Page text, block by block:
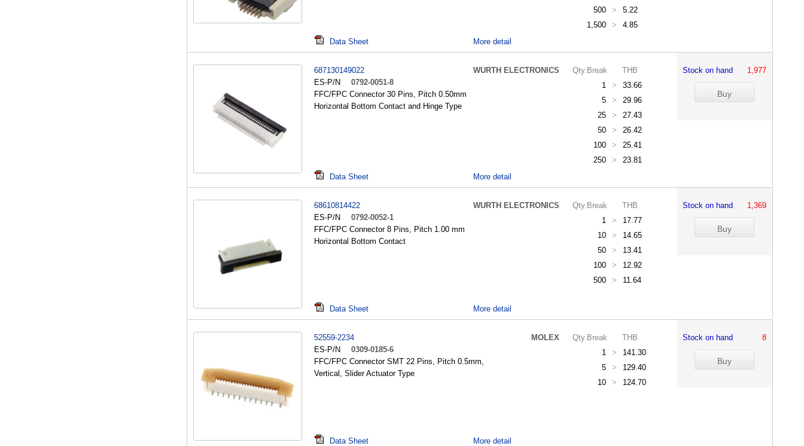
500
>
5.22
1,500
> 4.85
Data Sheet More detail
687130149022
WURTH ELECTRONICS
ES-P/N
0792-0051-8
FFC/FPC Connector 30 Pins, Pitch 0.50mm
Horizontal Bottom Contact and Hinge Type
Qty.Break
THB
1
>
33.66
5
>
29.96
25
>
27.43
50
>
26.42
100
>
25.41
250
> 23.81
Stock on hand 1,977
Data Sheet More detail
68610814422
WURTH ELECTRONICS
ES-P/N
0792-0052-1
FFC/FPC Connector 8 Pins, Pitch 1.00 mm
Horizontal Bottom Contact
Qty.Break
THB
1
>
17.77
10
>
14.65
50
>
13.41
100
>
12.92
500
> 11.64
Stock on hand 1,369
Data Sheet More detail
52559-2234
MOLEX
ES-P/N
0309-0185-6
FFC/FPC Connector SMT 22 Pins, Pitch 0.5mm,
Vertical, Slider Actuator Type
Qty.Break
THB
1
>
141.30
5
>
129.40
10
> 124.70
Stock on hand 8
Data Sheet More detail